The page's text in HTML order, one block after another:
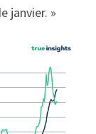
janvier. »